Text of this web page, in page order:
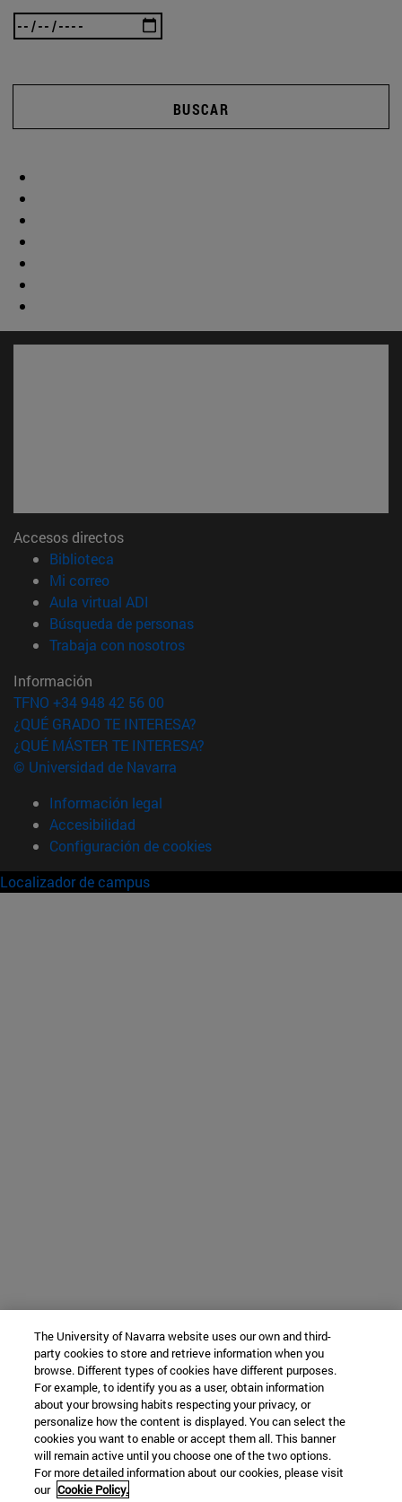
BUSCAR
Accesos directos
Biblioteca
Mi correo(abre en nueva ventana)
Aula virtual ADI
Búsqueda de personas(abre en nueva ventana)
Trabaja con nosotros(abre en nueva ventana)
Información
TFNO +34 948 42 56 00
¿QUÉ GRADO TE INTERESA?
¿QUÉ MÁSTER TE INTERESA?
© Universidad de Navarra
Información legal
Accesibilidad
Configuración de cookies
Localizador de campus
The University of Navarra website uses our own and third-
party cookies to store and retrieve information when you
browse. Different types of cookies have different purposes.
For example, to identify you as a user, obtain information
about your browsing habits respecting your privacy, or
personalize how the content is displayed. You can select the
cookies you want to enable or accept them all. This banner
will remain active until you choose one of the two options.
For more detailed information about our cookies, please visit
our Cookie Policy.